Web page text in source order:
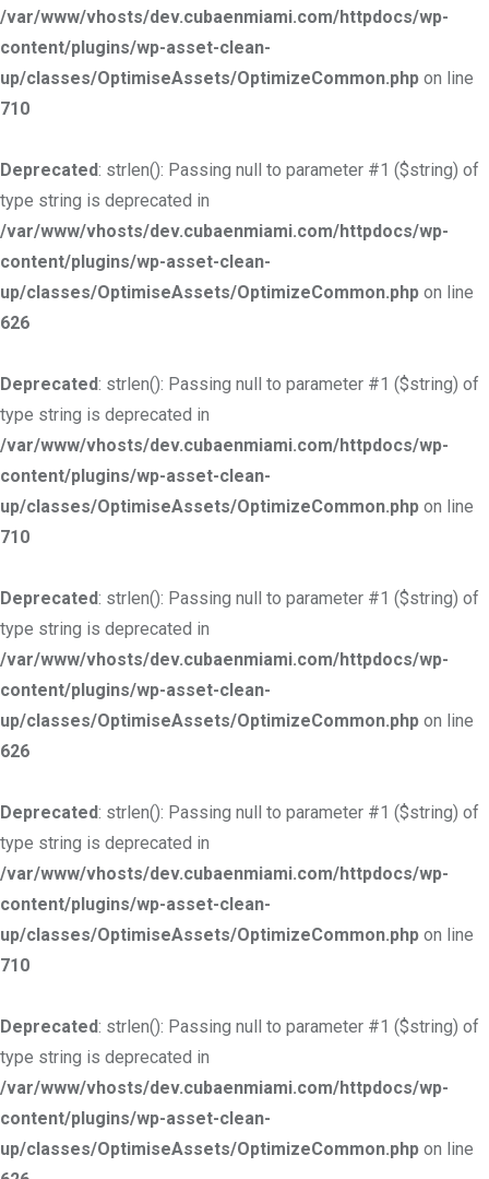
/var/www/vhosts/dev.cubaenmiami.com/httpdocs/wp-
content/plugins/wp-asset-clean-
up/classes/OptimiseAssets/OptimizeCommon.php on line
710
Deprecated: strlen(): Passing null to parameter #1 ($string) of
type string is deprecated in
/var/www/vhosts/dev.cubaenmiami.com/httpdocs/wp-
content/plugins/wp-asset-clean-
up/classes/OptimiseAssets/OptimizeCommon.php on line
626
Deprecated: strlen(): Passing null to parameter #1 ($string) of
type string is deprecated in
/var/www/vhosts/dev.cubaenmiami.com/httpdocs/wp-
content/plugins/wp-asset-clean-
up/classes/OptimiseAssets/OptimizeCommon.php on line
710
Deprecated: strlen(): Passing null to parameter #1 ($string) of
type string is deprecated in
/var/www/vhosts/dev.cubaenmiami.com/httpdocs/wp-
content/plugins/wp-asset-clean-
up/classes/OptimiseAssets/OptimizeCommon.php on line
626
Deprecated: strlen(): Passing null to parameter #1 ($string) of
type string is deprecated in
/var/www/vhosts/dev.cubaenmiami.com/httpdocs/wp-
content/plugins/wp-asset-clean-
up/classes/OptimiseAssets/OptimizeCommon.php on line
710
Deprecated: strlen(): Passing null to parameter #1 ($string) of
type string is deprecated in
/var/www/vhosts/dev.cubaenmiami.com/httpdocs/wp-
content/plugins/wp-asset-clean-
up/classes/OptimiseAssets/OptimizeCommon.php on line